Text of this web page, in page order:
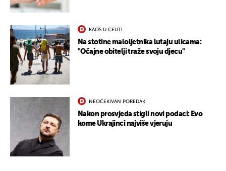
KAOS U CEUTI
Na stotine maloljetnika lutaju ulicama:
"Očajne obitelji traže svoju djecu"
NEOČEKIVAN POREDAK
Nakon prosvjeda stigli novi podaci: Evo
kome Ukrajinci najviše vjeruju